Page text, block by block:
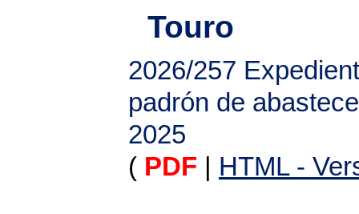
Touro
2026/257
padrón de
2025
( PDF HTML -